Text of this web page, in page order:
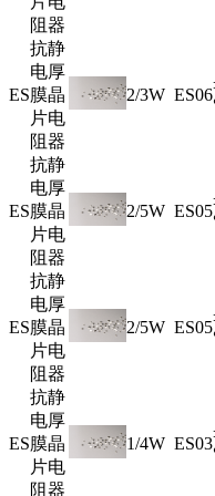
阻器
ES
抗静
电厚
膜晶
片电
阻器
2/3W ES06
ES
抗静
电厚
膜晶
片电
阻器
2/5W ES05
ES
抗静
电厚
膜晶
片电
阻器
2/5W ES05
ES
抗静
电厚
膜晶
片电
阻器
1/4W ES03